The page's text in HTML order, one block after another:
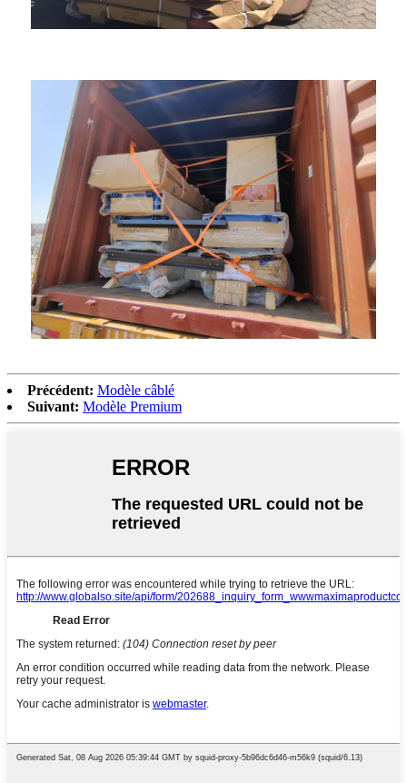
Précédent: Modèle câblé
Suivant: Modèle Premium